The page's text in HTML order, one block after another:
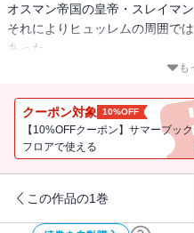
オスマン帝国の皇帝・スレイマ
それによりヒュッレムの周囲で
あった。
一方、ヒュッレムを愛するイブ
利へと導く。
そしてオスマン帝国に凱旋した
地位を与えるが・・・！？
も
クーポン対象 10%OFF
【10%OFFクーポン】サマーブッ
フロアで使える
この作品の1巻